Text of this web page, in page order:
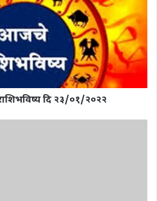
दि २३/०१/२०२२